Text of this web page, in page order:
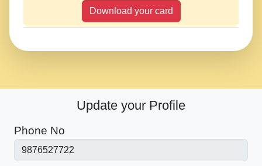
Download your card
Update your Profile
Phone No